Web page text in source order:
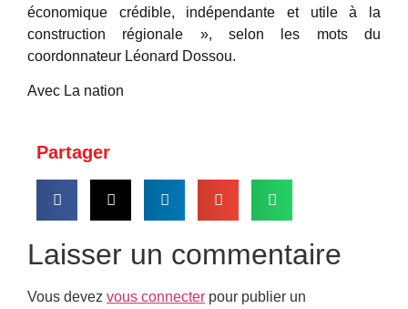
économique crédible, indépendante et utile à la
construction régionale », selon les mots du
coordonnateur Léonard Dossou.
Avec La nation
Partager
Laisser un commentaire
Vous devez vous connecter pour publier un